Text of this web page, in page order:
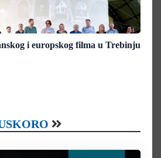
i europskog filma u Trebinju